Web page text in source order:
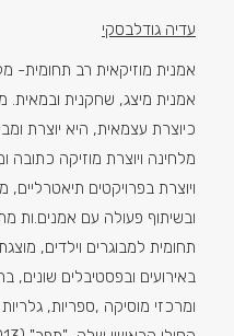
עדיה גודלבסקי
אמנית מוזיקאית רב תחומית-
כיוצרת עצמאית, היא יוצרת ומביימת
מלחינה ויוצרת מוזיקה כתובה
ויוצרת בפרויקטים תיאטרליים,
ובשיתוף פעולה עם אמנים.ות
תחומית למבוגרים וילדים, מוצגת
באירועים ובפסטיבלים שונים,
ומרכזי מוסיקה ,ספריות, גלריות